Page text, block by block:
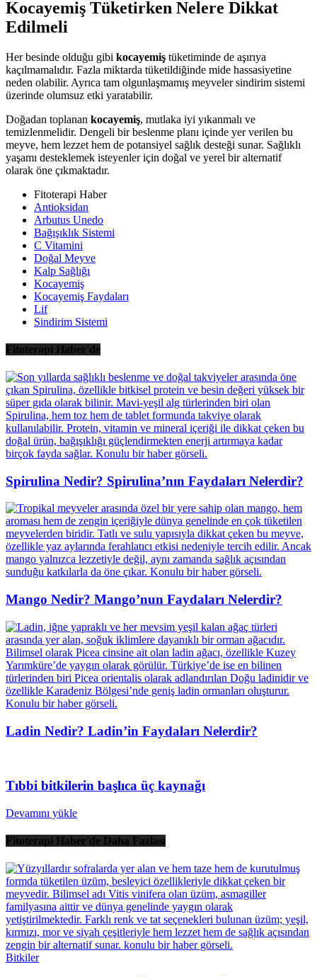
Kocayemiş Tüketirken Nelere Dikkat
Edilmeli
Her besinde olduğu gibi kocayemiş tüketiminde de aşırıya
kaçılmamalıdır. Fazla miktarda tüketildiğinde mide hassasiyetine
neden olabilir. Ayrıca tam olgunlaşmamış meyveler sindirim sistemi
üzerinde olumsuz etki yaratabilir.
Doğadan toplanan kocayemiş, mutlaka iyi yıkanmalı ve
temizlenmelidir. Dengeli bir beslenme planı içinde yer verilen bu
meyve, hem lezzet hem de potansiyel sağlık desteği sunar. Sağlıklı
yaşamı desteklemek isteyenler için doğal ve yerel bir alternatif
olarak öne çıkmaktadır.
Fitoterapi Haber
Antioksidan
Arbutus Unedo
Bağışıklık Sistemi
C Vitamini
Doğal Meyve
Kalp Sağlığı
Kocayemiş
Kocayemiş Faydaları
Lif
Sindirim Sistemi
Fitoterapi Haber'de
Spirulina Nedir? Spirulina’nın Faydaları Nelerdir?
Mango Nedir? Mango’nun Faydaları Nelerdir?
Ladin Nedir? Ladin’in Faydaları Nelerdir?
Tıbbi bitkilerin başlıca üç kaynağı
Devamını yükle
Fitoterapi Haber'de Daha Fazlası
Bitkiler